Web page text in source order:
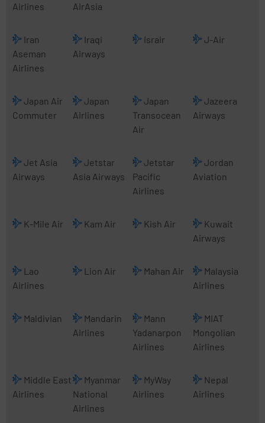
Airlines
AirAsia
Iran
Aseman
Airlines
Iraqi
Airways
Israir J-Air
Japan Air
Commuter
Japan
Airlines
Japan
Transocean
Air
Jazeera
Airways
Jet Asia
Airways
Jetstar
Asia Airways
Jetstar
Pacific
Airlines
Jordan
Aviation
K-Mile Air Kam Air Kish Air
Kuwait
Airways
Lao
Airlines
Lion Air Mahan Air
Malaysia
Airlines
Maldivian
Mandarin
Airlines
Mann
Yadanarpon
Airlines
MIAT
Mongolian
Airlines
Middle East
Airlines
Myanmar
National
Airlines
MyWay
Airlines
Nepal
Airlines